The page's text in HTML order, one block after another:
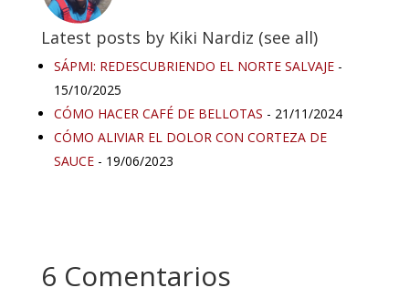
Latest posts by Kiki Nardiz (see all)
SÁPMI: REDESCUBRIENDO EL NORTE SALVAJE-
15/10/2025
CÓMO HACER CAFÉ DE BELLOTAS - 21/11/2024
CÓMO ALIVIAR EL DOLOR CON CORTEZA DE
SAUCE- 19/06/2023
6 Comentarios